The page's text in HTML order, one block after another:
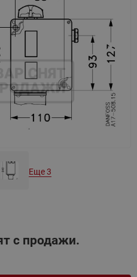
с продажи.
Вперед
Еще 3